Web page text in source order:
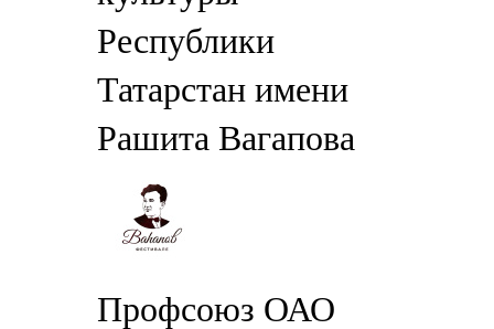
Республики
Татарстан имени
Рашита Вагапова
Профсоюз ОАО